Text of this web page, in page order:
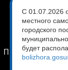
С 01.07.2026
местного
городского
будет
МО
При